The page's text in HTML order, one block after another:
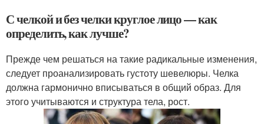
С челкой и без челки круглое лицо — как
определить, как лучше?
Прежде чем решаться на такие радикальные изменения,
следует проанализировать густоту шевелюры. Челка
должна гармонично вписываться в общий образ. Для
этого учитываются и структура тела, рост.